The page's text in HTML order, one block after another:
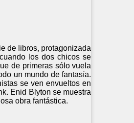
de libros, protagonizada
los dos chicos se
de primeras sólo vuela
un mundo de fantasía.
se ven envueltos en
Enid Blyton se muestra
obra fantástica.